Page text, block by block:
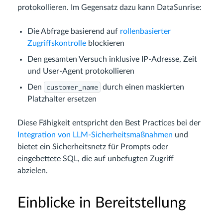
protokollieren. Im Gegensatz dazu kann DataSunrise:
Die Abfrage basierend auf rollenbasierter
Zugriffskontrolle blockieren
Den gesamten Versuch inklusive IP-Adresse, Zeit
und User-Agent protokollieren
Den
customer_name durch einen maskierten
Platzhalter ersetzen
Diese Fähigkeit entspricht den Best Practices bei der
Integration von LLM-Sicherheitsmaßnahmen und
bietet ein Sicherheitsnetz für Prompts oder
eingebettete SQL, die auf unbefugten Zugriff
abzielen.
Einblicke in Bereitstellung